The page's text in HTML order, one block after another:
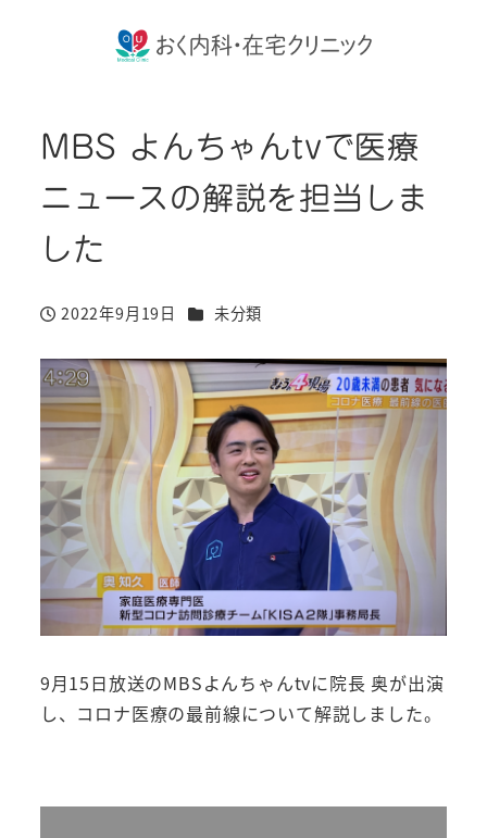
MBS よんちゃんtvで医療
ニュースの解説を担当しま
した
投稿日
2022年9月19日 カテゴリー
未分類
9月15日放送のMBSよんちゃんtvに院長 奥が出演
し、コロナ医療の最前線について解説しました。